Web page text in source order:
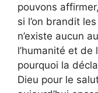
pouvons
si l’on brandit
n’existe aucun
l’humanité et
pourquoi la
Dieu pour le